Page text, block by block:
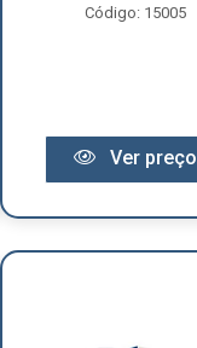
Código: 15005
Ver preço